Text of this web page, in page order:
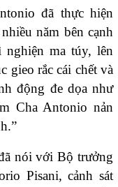
đã thực hiện
năm bên cạnh
ma túy, lên
gieo rắc cái chết và
động đe dọa như
Cha Antonio nản
nói với Bộ trưởng
Pisani, cảnh sát